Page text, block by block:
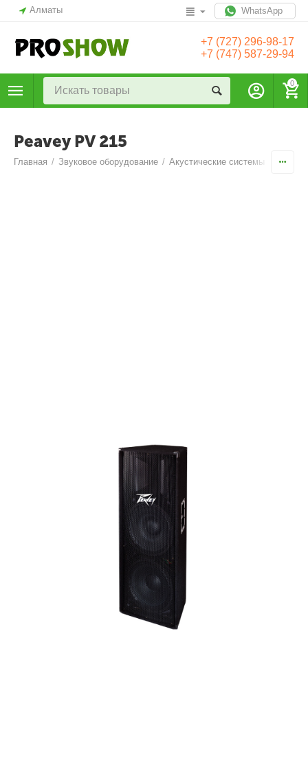
Алматы WhatsApp
+7 (727) 296-98-17
+7 (747) 587-29-94
0
Peavey PV 215
Главная / Звуковое оборудование / Акустические системы